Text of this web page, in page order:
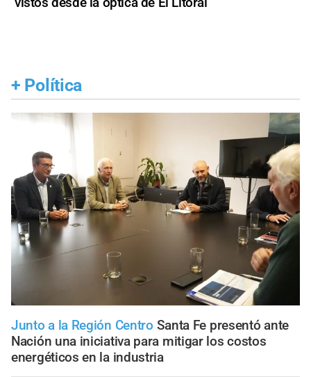
+ Política
Junto a la Región Centro Santa Fe presentó ante
Nación una iniciativa para mitigar los costos
energéticos en la industria